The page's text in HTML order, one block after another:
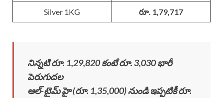
Silver 1KG రూ. 1,79,717
నిన్నటి రూ. 1,29,820 కంటే రూ. 3,030 భారీ
పెరుగుదల
ఆల్-టైమ్ హై (రూ. 1,35,000) నుండి ఇప్పటికీ రూ.